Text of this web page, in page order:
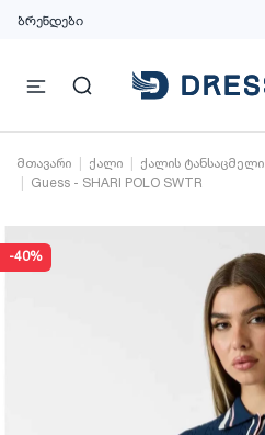
ბრენდები
მთავარი ქალი ქალის ტანსაცმელი
Guess - SHARI POLO SWTR
-40%